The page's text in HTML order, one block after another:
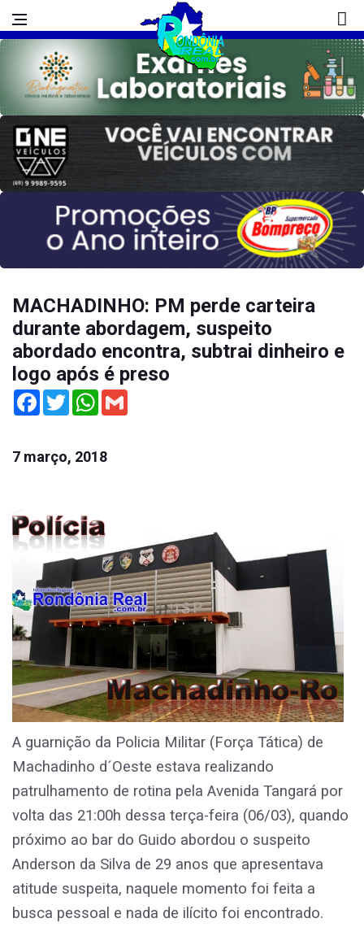
MACHADINHO: PM perde carteira
durante abordagem, suspeito
abordado encontra, subtrai dinheiro e
logo após é preso
Facebook
TwitterWhatsApp
7 março, 2018
A guarnição da Policia Militar (Força Tática) de
Machadinho d´Oeste estava realizando
patrulhamento de rotina pela Avenida Tangará por
volta das 21:00h dessa terça-feira (06/03), quando
próximo ao bar do Guido abordou o suspeito
Anderson da Silva de 29 anos que apresentava
atitude suspeita, naquele momento foi feita a
busca pessoal e nada de ilícito foi encontrado.